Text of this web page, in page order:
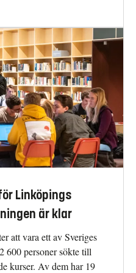
Linköpings
är klar
att vara ett av Sveriges
600 personer sökte till
kurser. Av dem har 19